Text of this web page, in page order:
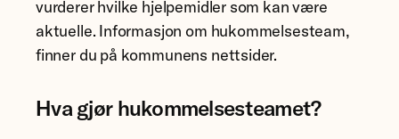
vurderer hvilke hjelpemidler som kan være
aktuelle. Informasjon om hukommelsesteam,
finner du på kommunens nettsider.
Hva gjør hukommelsesteamet?